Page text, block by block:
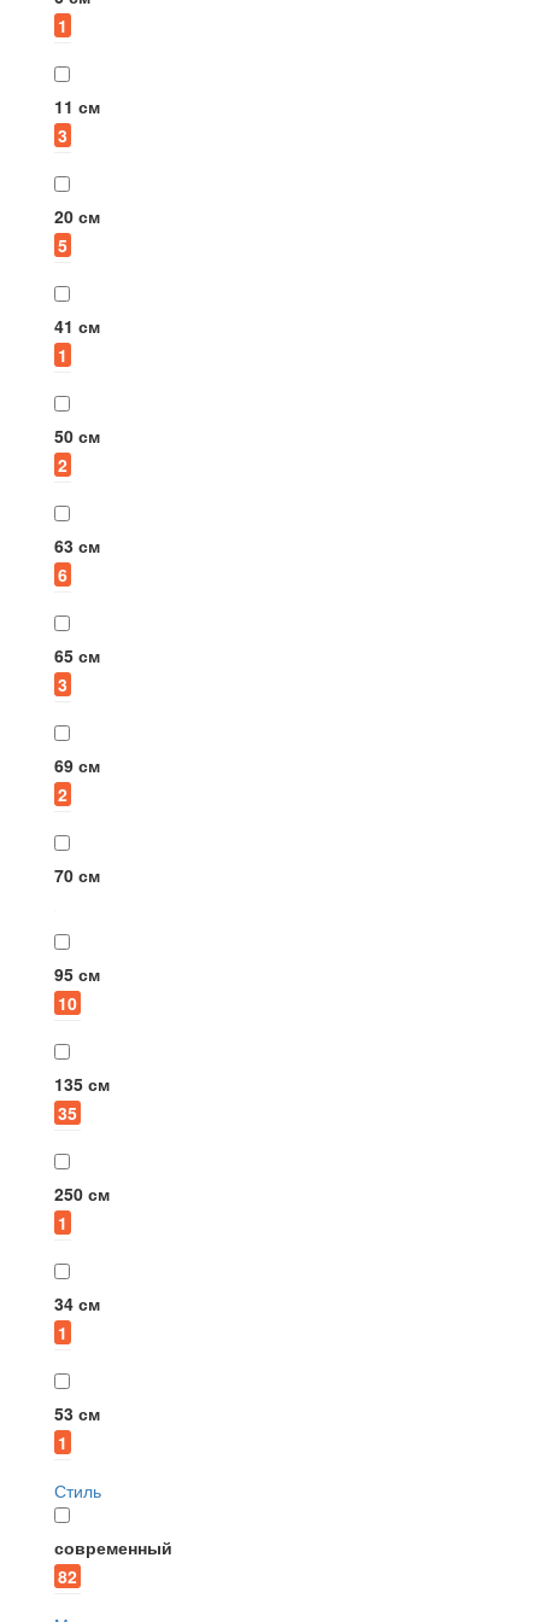
Nova
82
Ridder
5
Grohe
1
1
11 см
3
20 см
5
41 см
1
50 см
2
63 см
6
65 см
3
69 см
2
70 см
95 см
10
135 см
35
250 см
1
34 см
1
53 см
1
Стиль
современный
82